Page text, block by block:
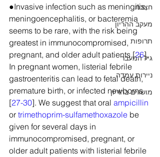
חצבת
מעקב ההריון
תרופות
גיל המעבר
ניירות עמדה
מושגים בהריון
●Invasive infection such as meningitis,
meningoencephalitis, or bacteremia
seems to be rare, with the risk being
greatest in immunocompromised,
pregnant, and older adult patients [26].
In pregnant women, listerial febrile
gastroenteritis can lead to fetal death,
premature birth, or infected newborns
[27-30]. We suggest that oral ampicillin
or trimethoprim-sulfamethoxazole be
given for several days in
immunocompromised, pregnant, or
older adult patients with listerial febrile